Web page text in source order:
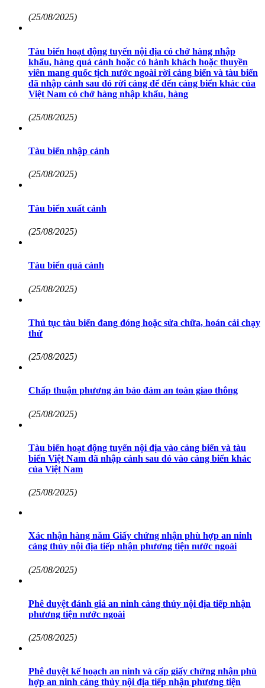
(25/08/2025)
Tàu biển hoạt động tuyến nội địa có chở hàng nhập
khẩu, hàng quá cảnh hoặc có hành khách hoặc thuyền
viên mang quốc tịch nước ngoài rời cảng biển và tàu biển
đã nhập cảnh sau đó rời cảng để đến cảng biển khác của
Việt Nam có chở hàng nhập khẩu, hàng
(25/08/2025)
Tàu biển nhập cảnh
(25/08/2025)
Tàu biển xuất cảnh
(25/08/2025)
Tàu biển quá cảnh
(25/08/2025)
Thủ tục tàu biển đang đóng hoặc sửa chữa, hoán cải chạy
thử
(25/08/2025)
Chấp thuận phương án bảo đảm an toàn giao thông
(25/08/2025)
Tàu biển hoạt động tuyến nội địa vào cảng biển và tàu
biển Việt Nam đã nhập cảnh sau đó vào cảng biển khác
của Việt Nam
(25/08/2025)
Xác nhận hàng năm Giấy chứng nhận phù hợp an ninh
cảng thủy nội địa tiếp nhận phương tiện nước ngoài
(25/08/2025)
Phê duyệt đánh giá an ninh cảng thủy nội địa tiếp nhận
phương tiện nước ngoài
(25/08/2025)
Phê duyệt kế hoạch an ninh và cấp giấy chứng nhận phù
hợp an ninh cảng thủy nội địa tiếp nhận phương tiện